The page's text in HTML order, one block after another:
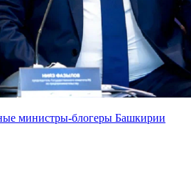
министры-блогеры Башкирии